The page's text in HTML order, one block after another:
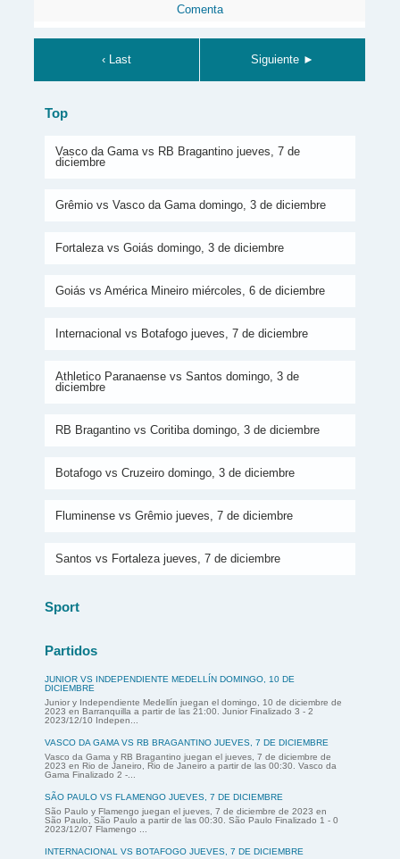
Comenta
‹ Last Siguiente ►
Top
Vasco da Gama vs RB Bragantino jueves, 7 de
diciembre
Grêmio vs Vasco da Gama domingo, 3 de diciembre
Fortaleza vs Goiás domingo, 3 de diciembre
Goiás vs América Mineiro miércoles, 6 de diciembre
Internacional vs Botafogo jueves, 7 de diciembre
Athletico Paranaense vs Santos domingo, 3 de
diciembre
RB Bragantino vs Coritiba domingo, 3 de diciembre
Botafogo vs Cruzeiro domingo, 3 de diciembre
Fluminense vs Grêmio jueves, 7 de diciembre
Santos vs Fortaleza jueves, 7 de diciembre
Sport
Partidos
JUNIOR VS INDEPENDIENTE MEDELLÍN DOMINGO, 10 DE
DICIEMBRE
Junior y Independiente Medellín juegan el domingo, 10 de diciembre de
2023 en Barranquilla a partir de las 21:00. Junior Finalizado 3 - 2
2023/12/10 Indepen...
VASCO DA GAMA VS RB BRAGANTINO JUEVES, 7 DE DICIEMBRE
Vasco da Gama y RB Bragantino juegan el jueves, 7 de diciembre de
2023 en Rio de Janeiro, Rio de Janeiro a partir de las 00:30. Vasco da
Gama Finalizado 2 -...
SÃO PAULO VS FLAMENGO JUEVES, 7 DE DICIEMBRE
São Paulo y Flamengo juegan el jueves, 7 de diciembre de 2023 en
São Paulo, São Paulo a partir de las 00:30. São Paulo Finalizado 1 - 0
2023/12/07 Flamengo ...
INTERNACIONAL VS BOTAFOGO JUEVES, 7 DE DICIEMBRE